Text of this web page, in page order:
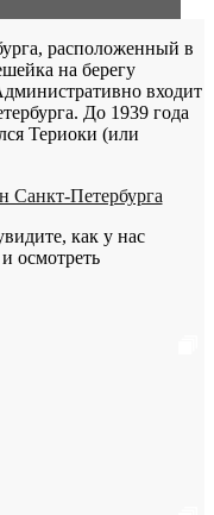
расположенный в
на берегу
входит
До 1939 года
Териоки (или
как у нас
и осмотреть